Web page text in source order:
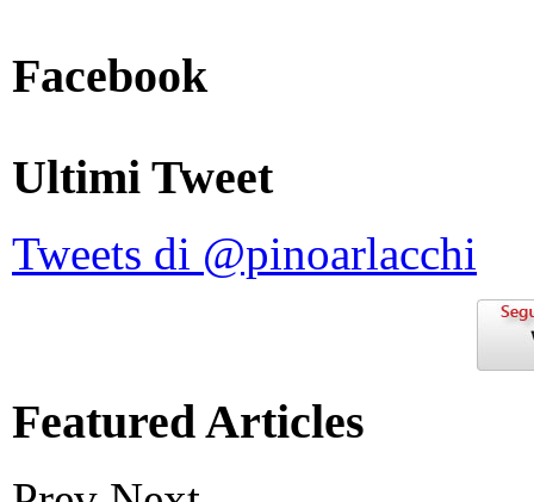
Facebook
Ultimi Tweet
Tweets di @pinoarlacchi
Featured Articles